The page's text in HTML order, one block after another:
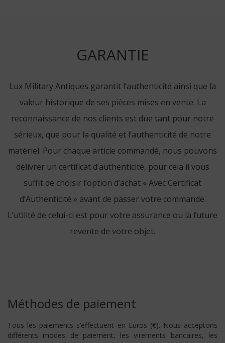
GARANTIE
Lux Military Antiques garantit l’authenticité ainsi que la
valeur historique de ses pièces mises en vente. La
reconnaissance de nos clients est due tant pour notre
sérieux, que pour la qualité et l’authenticité de notre
matériel. Pour chaque article commandé, nous pouvons
délivrer un certificat d’authenticité, pour cela il vous
suffit de choisir l’option d’achat « Avec Certificat
d’Authenticité » avant de passer votre commande.
L’utilité de celui-ci est pour votre assurance ou la future
revente de votre objet.
Méthodes de paiement
Tous les paiements s’effectuent en Euros (€). Nous acceptons
différents modes de paiement, les virements bancaires, les